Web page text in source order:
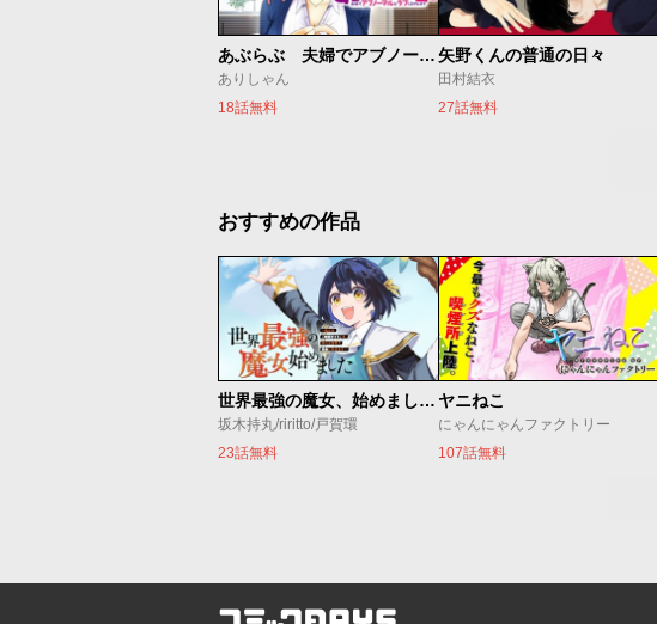
あぶらぶ 夫婦でアブノーマルなラブしませんか？
ありしゃん
18話無料
矢野くんの普通の日々
田村結衣
27話無料
おすすめの作品
世界最強の魔女、始めました ～私だけ『攻略サイト』を見れる世界で自由に生きます～
坂木持丸/riritto/戸賀環
23話無料
ヤニねこ
にゃんにゃんファクトリー
107話無料